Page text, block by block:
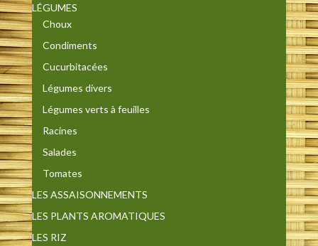
LÉGUMES
Choux
Condiments
Cucurbitacées
Légumes divers
Légumes verts à feuilles
Racines
Salades
Tomates
LES ASSAISONNEMENTS
LES PLANTS AROMATIQUES
LES RIZ